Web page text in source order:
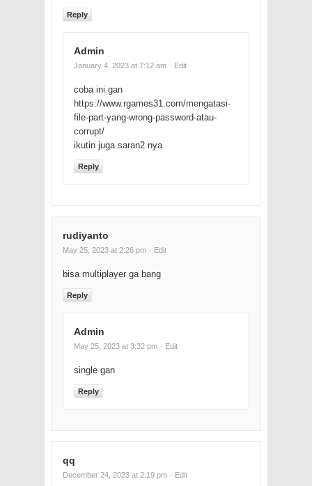
Reply
Admin
January 4, 2023 at 7:12 am · Edit
coba ini gan
https://www.rgames31.com/mengatasi-
file-part-yang-wrong-password-atau-
corrupt/
ikutin juga saran2 nya
Reply
rudiyanto
May 25, 2023 at 2:26 pm · Edit
bisa multiplayer ga bang
Reply
Admin
May 25, 2023 at 3:32 pm · Edit
single gan
Reply
qq
December 24, 2023 at 2:19 pm · Edit